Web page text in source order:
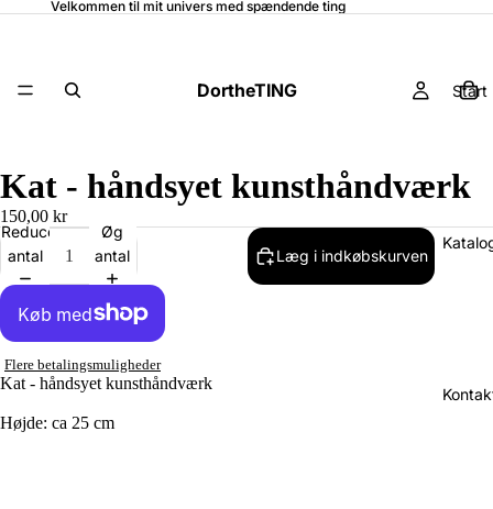
Velkommen til mit univers med spændende ting
DortheTING Start
Kat - håndsyet kunsthåndværk
150,00 kr
Reducer
antal
Øg
antal
Læg i indkøbskurven
Flere betalingsmuligheder
Kat - håndsyet kunsthåndværk
Højde: ca 25 cm